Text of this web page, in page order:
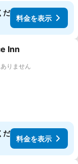
だ
料金を表示
追加
Inn
りません
だ
料金を表示